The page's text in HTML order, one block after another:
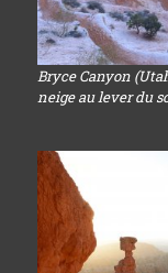
Bryce Canyon
neige au lever du